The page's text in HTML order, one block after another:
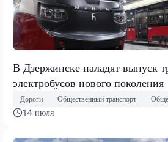
В Дзержинске наладят выпуск
электробусов нового поколения
Дороги Общественный транспорт
14 июля